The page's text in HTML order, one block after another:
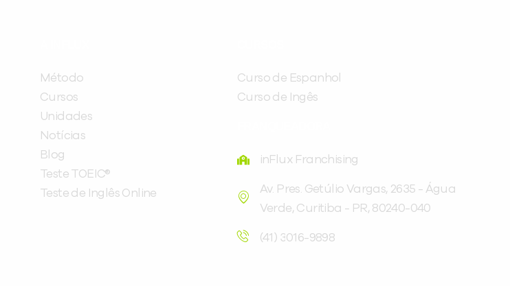
Método
Cursos
Unidades
Notícias
Blog
Teste TOEIC®
Teste de Inglês Online
Curso de Espanhol
Curso de Ingês
inFlux Franchising
Av. Pres. Getúlio Vargas, 2635 - Água
Verde, Curitiba - PR, 80240-040
(41) 3016-9898
Você é aluno inFlux?
Sim